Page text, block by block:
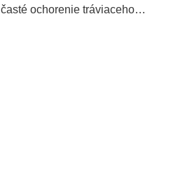
ochorenie tráviaceho…